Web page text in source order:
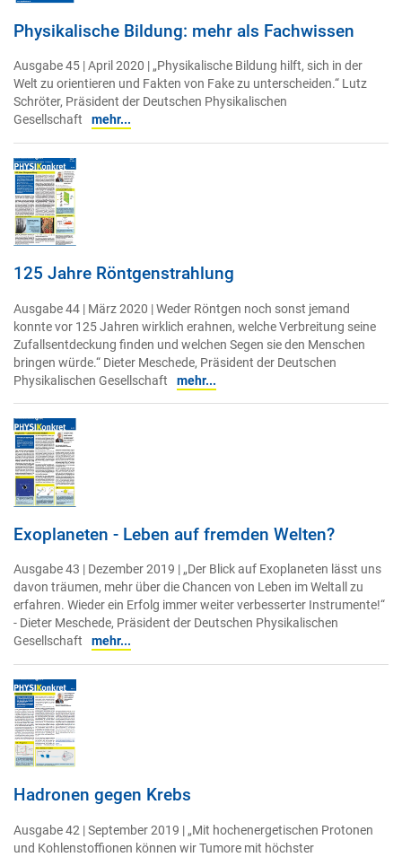
Physikalische Bildung: mehr als Fachwissen
Ausgabe 45 | April 2020 | „Physikalische Bildung hilft, sich in der
Welt zu orientieren und Fakten von Fake zu unterscheiden.“ Lutz
Schröter, Präsident der Deutschen Physikalischen
Gesellschaft
mehr...
125 Jahre Röntgenstrahlung
Ausgabe 44 | März 2020 | Weder Röntgen noch sonst jemand
konnte vor 125 Jahren wirklich erahnen, welche Verbreitung seine
Zufallsentdeckung finden und welchen Segen sie den Menschen
bringen würde.“ Dieter Meschede, Präsident der Deutschen
Physikalischen Gesellschaft
mehr...
Exoplaneten - Leben auf fremden Welten?
Ausgabe 43 | Dezember 2019 | „Der Blick auf Exoplaneten lässt uns
davon träumen, mehr über die Chancen von Leben im Weltall zu
erfahren. Wieder ein Erfolg immer weiter verbesserter Instrumente!“
- Dieter Meschede, Präsident der Deutschen Physikalischen
Gesellschaft
mehr...
Hadronen gegen Krebs
Ausgabe 42 | September 2019 | „Mit hochenergetischen Protonen
und Kohlenstoffionen können wir Tumore mit höchster